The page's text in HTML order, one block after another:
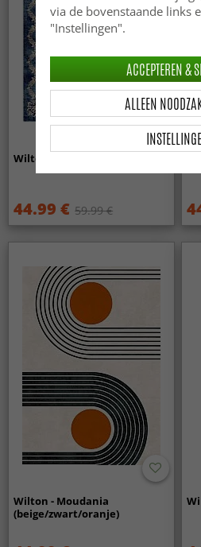
Wilton - Taknis (blauw)
44.99 € 59.99 €
Wilton - Moudania
(beige/zwart/oranje)
via de bovenstaande links
"Instellingen".
ALLEEN
ACCEPTEREN &